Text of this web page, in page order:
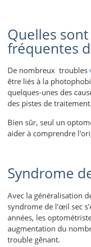
Quelles
fréquentes
De nombreux troubles
être liés à la
quelques-unes des
des pistes de traitement.
Bien sûr, seul un
aider à comprendre
Syndrome
Avec la généralisation
syndrome de l'œil sec
années, les
augmentation du
trouble gênant.